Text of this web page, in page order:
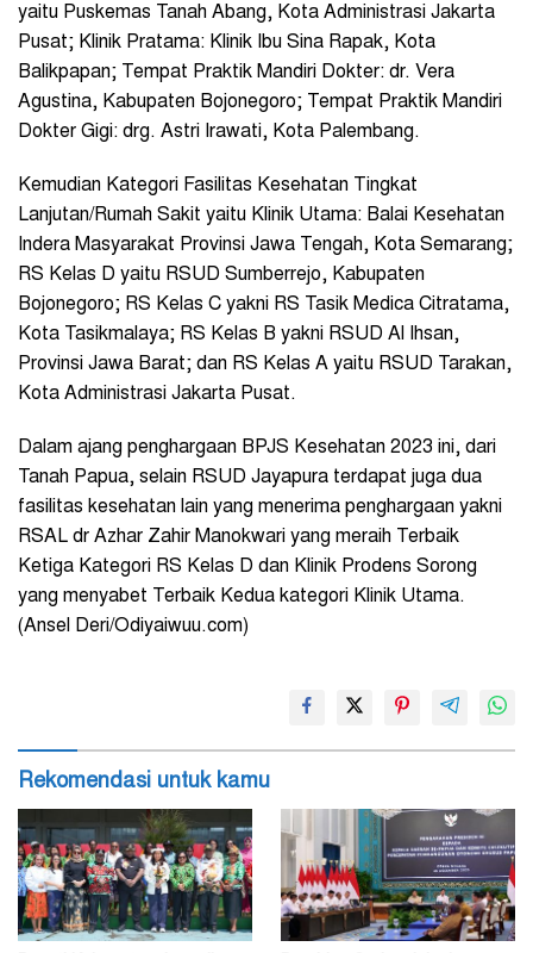
yaitu Puskemas Tanah Abang, Kota Administrasi Jakarta
Pusat; Klinik Pratama: Klinik Ibu Sina Rapak, Kota
Balikpapan; Tempat Praktik Mandiri Dokter: dr. Vera
Agustina, Kabupaten Bojonegoro; Tempat Praktik Mandiri
Dokter Gigi: drg. Astri Irawati, Kota Palembang.
Kemudian Kategori Fasilitas Kesehatan Tingkat
Lanjutan/Rumah Sakit yaitu Klinik Utama: Balai Kesehatan
Indera Masyarakat Provinsi Jawa Tengah, Kota Semarang;
RS Kelas D yaitu RSUD Sumberrejo, Kabupaten
Bojonegoro; RS Kelas C yakni RS Tasik Medica Citratama,
Kota Tasikmalaya; RS Kelas B yakni RSUD Al Ihsan,
Provinsi Jawa Barat; dan RS Kelas A yaitu RSUD Tarakan,
Kota Administrasi Jakarta Pusat.
Dalam ajang penghargaan BPJS Kesehatan 2023 ini, dari
Tanah Papua, selain RSUD Jayapura terdapat juga dua
fasilitas kesehatan lain yang menerima penghargaan yakni
RSAL dr Azhar Zahir Manokwari yang meraih Terbaik
Ketiga Kategori RS Kelas D dan Klinik Prodens Sorong
yang menyabet Terbaik Kedua kategori Klinik Utama.
(Ansel Deri/Odiyaiwuu.com)
Rekomendasi untuk kamu